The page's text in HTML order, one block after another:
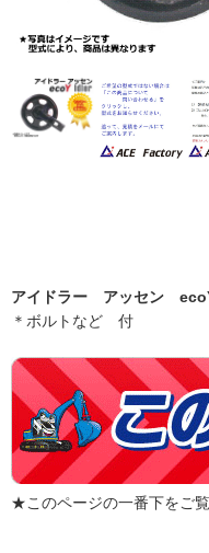
アイドラー アッセン ecoY
＊ボルトなど 付
★このページの一番下をご